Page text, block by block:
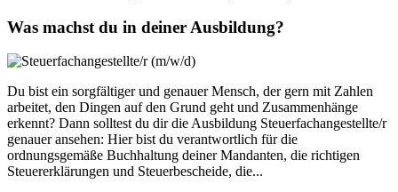
Was machst du in deiner Ausbildung?
Du bist ein sorgfältiger und genauer Mensch, der gern mit Zahlen
arbeitet, den Dingen auf den Grund geht und Zusammenhänge
erkennt? Dann solltest du dir die Ausbildung Steuerfachangestellte/r
genauer ansehen: Hier bist du verantwortlich für die
ordnungsgemäße Buchhaltung deiner Mandanten, die richtigen
Steuererklärungen und Steuerbescheide, die...